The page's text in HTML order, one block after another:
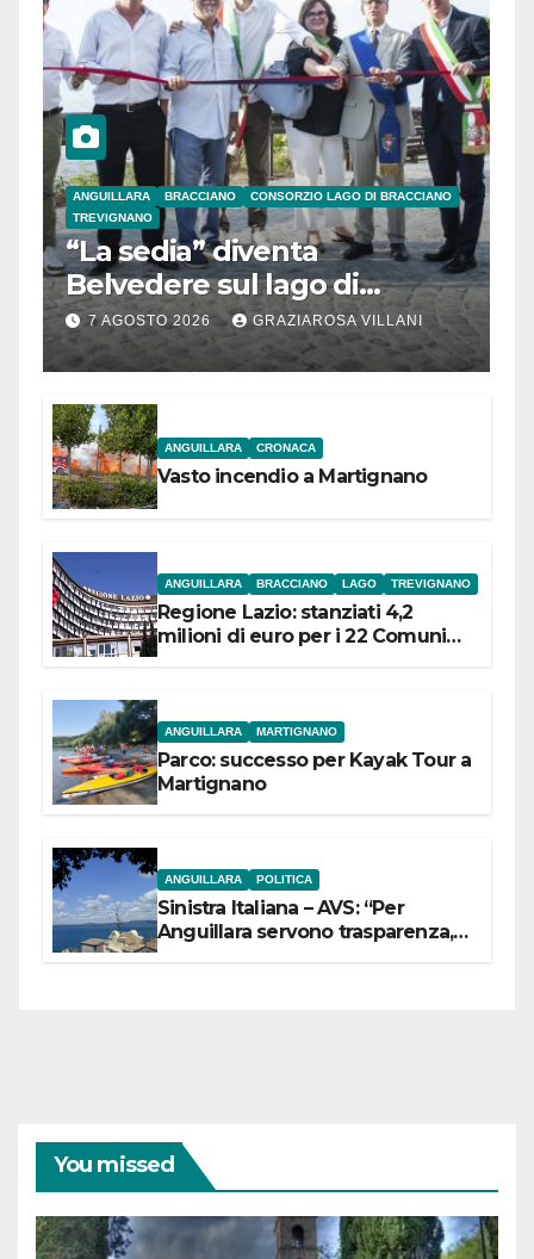
ANGUILLARA BRACCIANO
CONSORZIO LAGO DI BRACCIANO
TREVIGNANO
“La sedia” diventa
Belvedere sul lago di
Bracciano: ieri
l’inaugurazione
7 AGOSTO 2026 GRAZIAROSA VILLANI
ANGUILLARA CRONACA
Vasto incendio a Martignano
ANGUILLARA BRACCIANO LAGO TREVIGNANO
Regione Lazio: stanziati 4,2
milioni di euro per i 22 Comuni
ANGUILLARA MARTIGNANO
Parco: successo per Kayak Tour a
Martignano
ANGUILLARA POLITICA
Sinistra Italiana – AVS: “Per
Anguillara servono trasparenza,
You missed